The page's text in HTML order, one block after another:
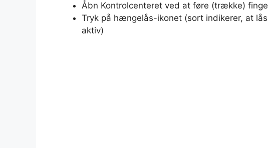
Åbn Kontrolcenteret ved at føre (trække)
Tryk på hængelås-ikonet (sort indikerer, at
aktiv)